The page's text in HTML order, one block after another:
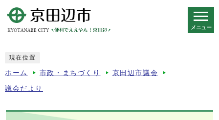
メニュー
現在位置
ホーム 市政・まちづくり 京田辺市議会
議会だより